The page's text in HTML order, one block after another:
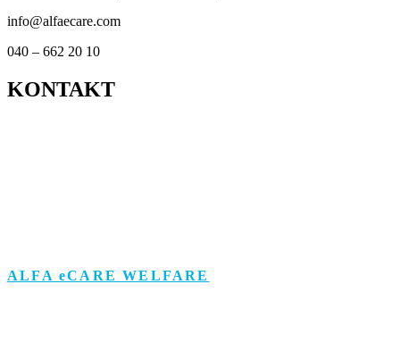
info@alfaecare.com
040 – 662 20 10
KONTAKT
ALFA eCARE WELFARE